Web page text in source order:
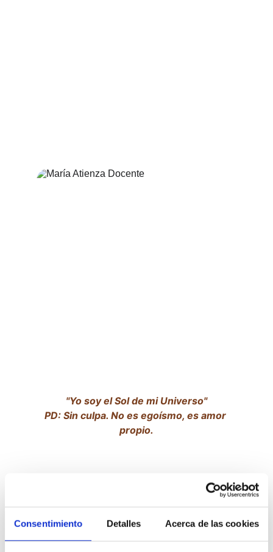
Consentimiento Detalles Acerca de las cookies
"Yo soy el Sol de mi Universo"
PD: Sin culpa. No es egoísmo, es amor
propio.
"La formación es la clave de la
¿Preparada para la libertad?